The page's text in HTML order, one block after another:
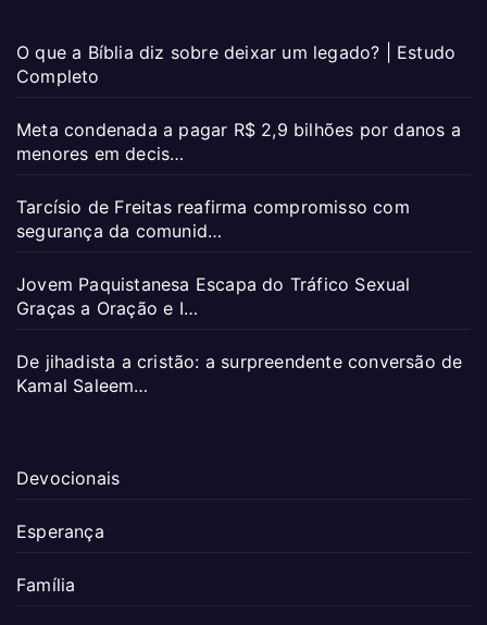
O que a Bíblia diz sobre deixar um legado? | Estudo
Completo
Meta condenada a pagar R$ 2,9 bilhões por danos a
menores em decis…
Tarcísio de Freitas reafirma compromisso com
segurança da comunid…
Jovem Paquistanesa Escapa do Tráfico Sexual
Graças a Oração e I…
De jihadista a cristão: a surpreendente conversão de
Kamal Saleem…
Devocionais
Esperança
Família